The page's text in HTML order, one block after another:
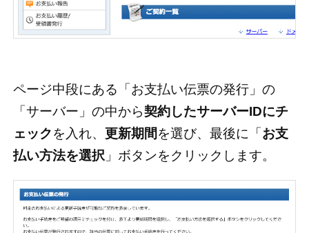
ページ中段にある「お支払い伝票の発行」の
「サーバー」の中から契約したサーバーIDにチ
ェックを入れ、 更新期間を選び、最後に「 お支
払い方法を選択 」ボタンをクリックします。